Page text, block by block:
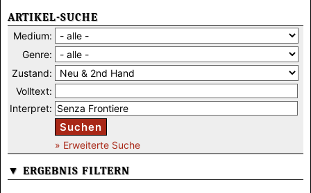
ARTIKEL-SUCHE
Medium:
Genre:
Zustand:
Volltext:
Interpret:
Suchen
» Erweiterte Suche
▼ ERGEBNIS FILTERN